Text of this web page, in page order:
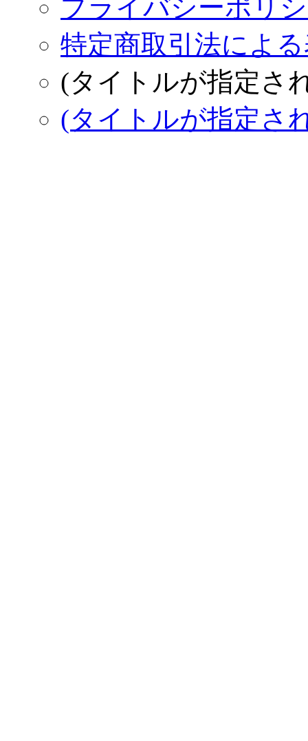
プライバシーポリ
特定商取引法によ
(タイトルが指定さ
(タイトルが指定さ